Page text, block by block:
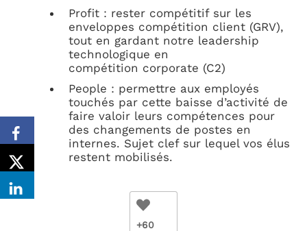
Profit : rester compétitif sur les
enveloppes compétition client (GRV),
tout en gardant notre leadership
technologique en
compétition corporate (C2)
People : permettre aux employés
touchés par cette baisse d’activité de
faire valoir leurs compétences pour
des changements de postes en
internes. Sujet clef sur lequel vos élus
restent mobilisés.
+60